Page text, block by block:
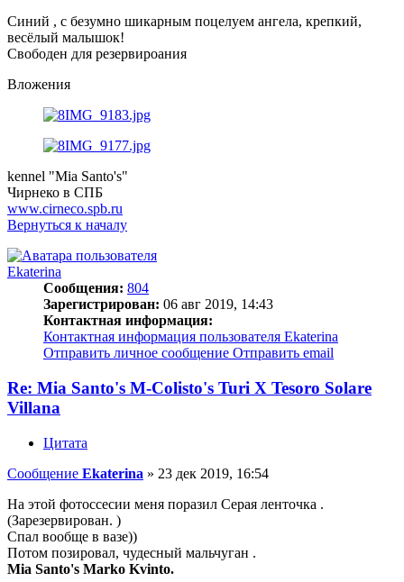
Синий , с безумно шикарным поцелуем ангела, крепкий,
весёлый малышок!
Свободен для резервироания
Вложения
kennel "Mia Santo's"
Чирнеко в СПБ
www.cirneco.spb.ru
Вернуться к началу
Ekaterina
Сообщения: 804
Зарегистрирован: 06 авг 2019, 14:43
Контактная информация:
Контактная информация пользователя Ekaterina
Отправить личное сообщение Отправить email
Re: Mia Santo's M-Colisto's Turi X Tesoro Solare
Villana
Цитата
Сообщение Ekaterina » 23 дек 2019, 16:54
На этой фотоссесии меня поразил Серая ленточка .
(Зарезервирован. )
Спал вообще в вазе))
Потом позировал, чудесный мальчуган .
Mia Santo's Marko Kvinto.